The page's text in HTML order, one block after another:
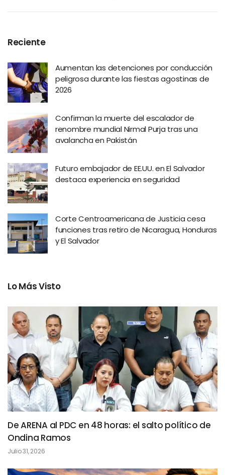
Reciente
Aumentan las detenciones por conducción
peligrosa durante las fiestas agostinas de
2026
Confirman la muerte del escalador de
renombre mundial Nirmal Purja tras una
avalancha en Pakistán
Futuro embajador de EE.UU. en El Salvador
destaca experiencia en seguridad
Corte Centroamericana de Justicia cesa
funciones tras retiro de Nicaragua, Honduras
y El Salvador
Lo Más Visto
De ARENA al PDC en 48 horas: el salto político de
Ondina Ramos
Julio 31, 2026